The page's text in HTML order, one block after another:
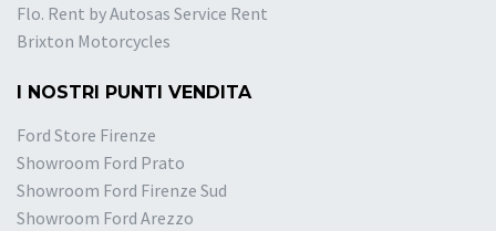
Flo. Rent by Autosas Service Rent
Brixton Motorcycles
I NOSTRI PUNTI VENDITA
Ford Store Firenze
Showroom Ford Prato
Showroom Ford Firenze Sud
Showroom Ford Arezzo